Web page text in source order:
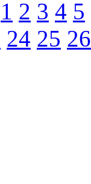
1 2 3 4 5
24 25 26